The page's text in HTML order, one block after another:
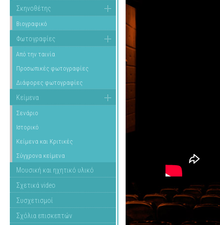
Σκηνοθέτης
Βιογραφικό
Φωτογραφίες
Από την ταινία
Προσωπικές φωτογραφίες
Διάφορες φωτογραφίες
Κείμενα
Σενάριο
Ιστορικό
Κείμενα και Κριτικές
Σύγχρονα κείμενα
Μουσική και ηχητικό υλικό
Σχετικά video
Συσχετισμοί
Σχόλια επισκεπτών